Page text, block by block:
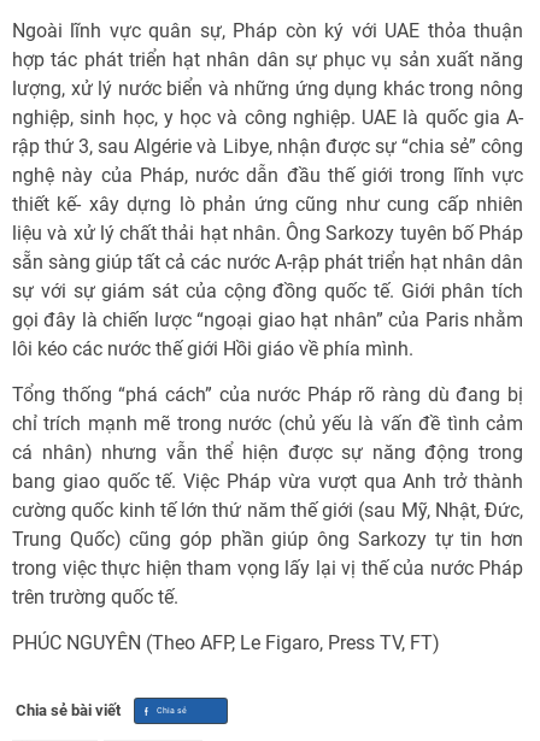
Ngoài lĩnh vực quân sự, Pháp còn ký với UAE thỏa thuận
hợp tác phát triển hạt nhân dân sự phục vụ sản xuất năng
lượng, xử lý nước biển và những ứng dụng khác trong nông
nghiệp, sinh học, y học và công nghiệp. UAE là quốc gia A-
rập thứ 3, sau Algérie và Libye, nhận được sự “chia sẻ” công
nghệ này của Pháp, nước dẫn đầu thế giới trong lĩnh vực
thiết kế- xây dựng lò phản ứng cũng như cung cấp nhiên
liệu và xử lý chất thải hạt nhân. Ông Sarkozy tuyên bố Pháp
sẵn sàng giúp tất cả các nước A-rập phát triển hạt nhân dân
sự với sự giám sát của cộng đồng quốc tế. Giới phân tích
gọi đây là chiến lược “ngoại giao hạt nhân” của Paris nhằm
lôi kéo các nước thế giới Hồi giáo về phía mình.
Tổng thống “phá cách” của nước Pháp rõ ràng dù đang bị
chỉ trích mạnh mẽ trong nước (chủ yếu là vấn đề tình cảm
cá nhân) nhưng vẫn thể hiện được sự năng động trong
bang giao quốc tế. Việc Pháp vừa vượt qua Anh trở thành
cường quốc kinh tế lớn thứ năm thế giới (sau Mỹ, Nhật, Đức,
Trung Quốc) cũng góp phần giúp ông Sarkozy tự tin hơn
trong việc thực hiện tham vọng lấy lại vị thế của nước Pháp
trên trường quốc tế.
PHÚC NGUYÊN (Theo AFP, Le Figaro, Press TV, FT)
Chia sẻ bài viết